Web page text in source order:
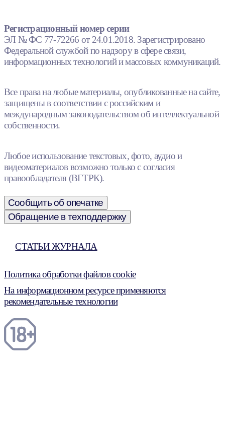
Регистрационный номер серии
ЭЛ № ФС 77-72266 от 24.01.2018. Зарегистрировано
Федеральной службой по надзору в сфере связи,
информационных технологий и массовых коммуникаций.
Все права на любые материалы, опубликованные на сайте,
защищены в соответствии с российским и
международным законодательством об интеллектуальной
собственности.
Любое использование текстовых, фото, аудио и
видеоматериалов возможно только с согласия
правообладателя (ВГТРК).
Сообщить об опечатке
Обращение в техподдержку
СТАТЬИ ЖУРНАЛА
Политика обработки файлов cookie
На информационном ресурсе применяются
рекомендательные технологии